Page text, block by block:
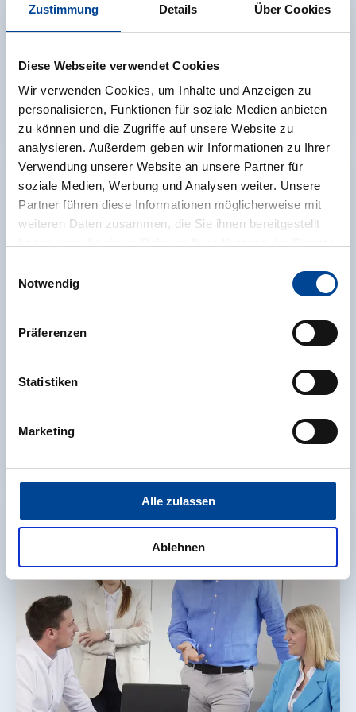
Zustimmung Details Über Cookies
Diese Webseite verwendet Cookies
Wir verwenden Cookies, um Inhalte und Anzeigen zu
personalisieren, Funktionen für soziale Medien anbieten
zu können und die Zugriffe auf unsere Website zu
analysieren. Außerdem geben wir Informationen zu Ihrer
Verwendung unserer Website an unsere Partner für
soziale Medien, Werbung und Analysen weiter. Unsere
Partner führen diese Informationen möglicherweise mit
weiteren Daten zusammen, die Sie ihnen bereitgestellt
Weitere Informationen finden Sie in unserer
Notwendig
Präferenzen
Statistiken
Marketing
Alle zulassen
Ablehnen
Digitalisierung